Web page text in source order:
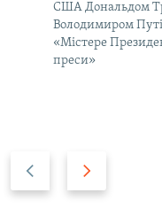
США Дональдом
Володимиром
«Містере
преси»